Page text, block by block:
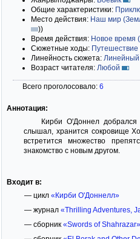
Общие характеристики:
Место действия: Наш мир
))
Время действия: Новое время
Сюжетные ходы: Путешествие
Линейность сюжета: Линейный
Возраст читателя: Любой
Всего проголосовало: 6
Аннотация:
Кирби О'Доннел
слышал, хранится сокровище
встретится множество
знакомство с новым другом.
Входит в:
— цикл «Кирби О'Доннелл»
— журнал «Thrilling Adventures,
— сборник «Swords of Shahrazar»